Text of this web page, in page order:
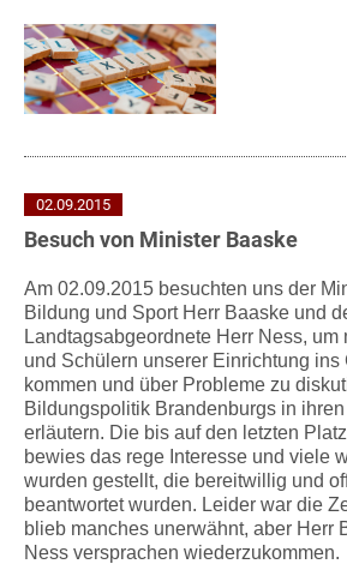
02.09.2015
Besuch von Minister Baaske
Am 02.09.2015 besuchten uns der
Bildung und Sport Herr Baaske und
Landtagsabgeordnete Herr Ness, um
und Schülern unserer Einrichtung ins
kommen und über Probleme zu
Bildungspolitik Brandenburgs in
erläutern. Die bis auf den letzten
bewies das rege Interesse und viele
wurden gestellt, die bereitwillig und
beantwortet wurden. Leider war die
blieb manches unerwähnt, aber Herr
Ness versprachen wiederzukommen.